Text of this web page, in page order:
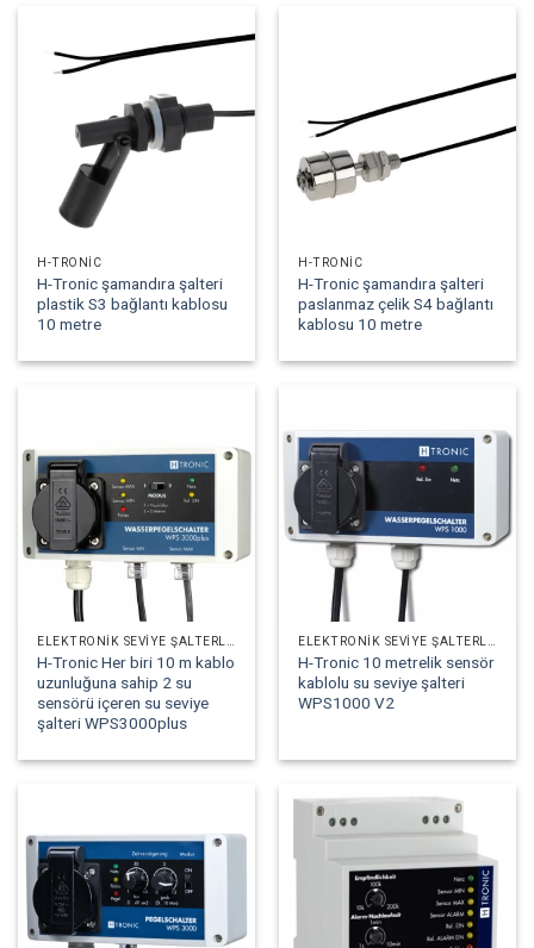
H-TRONIC
H-Tronic şamandıra şalteri
plastik S3 bağlantı kablosu
10 metre
H-TRONIC
H-Tronic şamandıra şalteri
paslanmaz çelik S4 bağlantı
kablosu 10 metre
H-Tronic Her biri 10 m kablo
uzunluğuna sahip 2 su
sensörü içeren su seviye
şalteri WPS3000plus
H-Tronic 10 metrelik sensör
kablolu su seviye şalteri
WPS1000 V2